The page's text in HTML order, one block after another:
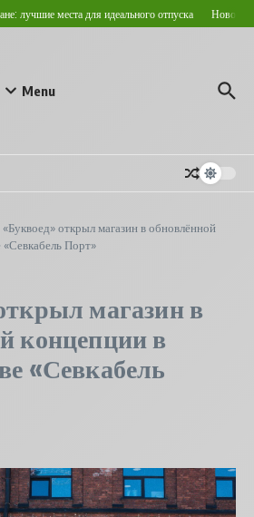
лучшие места для идеального отпуска
Menu
«Буквоед» открыл магазин в обновлённой
«Севкабель Порт»
магазин в
концепции в
«Севкабель